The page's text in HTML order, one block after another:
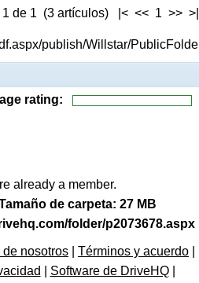
1 de 1 (3 artículos) |< << 1 >> >|
publish/Willstar/
rating:
already a member.
de carpeta: 27 MB
folder/p2073678.aspx
de nosotros Términos y acuerdo
Software de DriveHQ|